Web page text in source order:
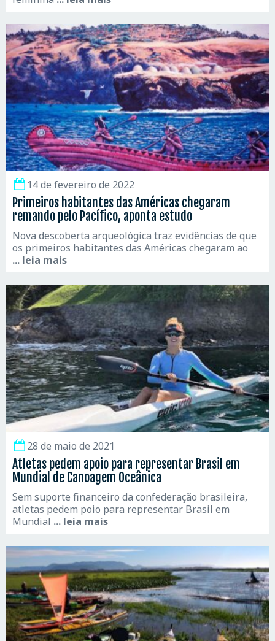
14 de fevereiro de 2022
Primeiros habitantes das Américas chegaram
remando pelo Pacífico, aponta estudo
Nova descoberta arqueológica traz evidências de que
os primeiros habitantes das Américas chegaram ao
... leia mais
28 de maio de 2021
Atletas pedem apoio para representar Brasil em
Mundial de Canoagem Oceânica
Sem suporte financeiro da confederação brasileira,
atletas pedem poio para representar Brasil em
Mundial ... leia mais